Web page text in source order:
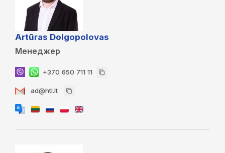
Artūras Dolgopolovas
Менеджер
+370 650 711 11
ad@htl.lt